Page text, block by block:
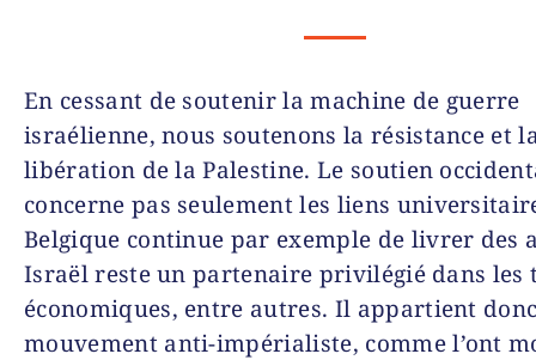
En cessant de soutenir la machine de guerre
israélienne, nous soutenons la résistance et
libération de la Palestine. Le soutien
concerne pas seulement les liens
Belgique continue par exemple de livrer des
Israël reste un partenaire privilégié dans les
économiques, entre autres. Il appartient
mouvement anti-impérialiste, comme l’ont